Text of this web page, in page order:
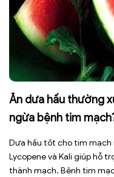
Ăn dưa hấu thường
ngừa bệnh tim
Dưa hấu tốt cho tim mạch
Lycopene và Kali giúp hỗ
thành mạch. Bệnh tim